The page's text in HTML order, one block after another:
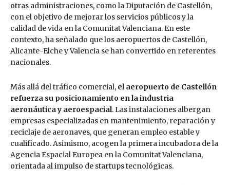
otras administraciones, como la Diputación de Castellón,
con el objetivo de mejorar los servicios públicos y la
calidad de vida en la Comunitat Valenciana. En este
contexto, ha señalado que los aeropuertos de Castellón,
Alicante-Elche y Valencia se han convertido en referentes
nacionales.
Más allá del tráfico comercial, el aeropuerto de Castellón
refuerza su posicionamiento en la industria
aeronáutica y aeroespacial. Las instalaciones albergan
empresas especializadas en mantenimiento, reparación y
reciclaje de aeronaves, que generan empleo estable y
cualificado. Asimismo, acogen la primera incubadora de la
Agencia Espacial Europea en la Comunitat Valenciana,
orientada al impulso de startups tecnológicas.